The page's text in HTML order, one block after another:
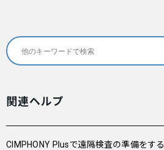
関連ヘルプ
CIMPHONY Plusで遠隔検査の準備をする